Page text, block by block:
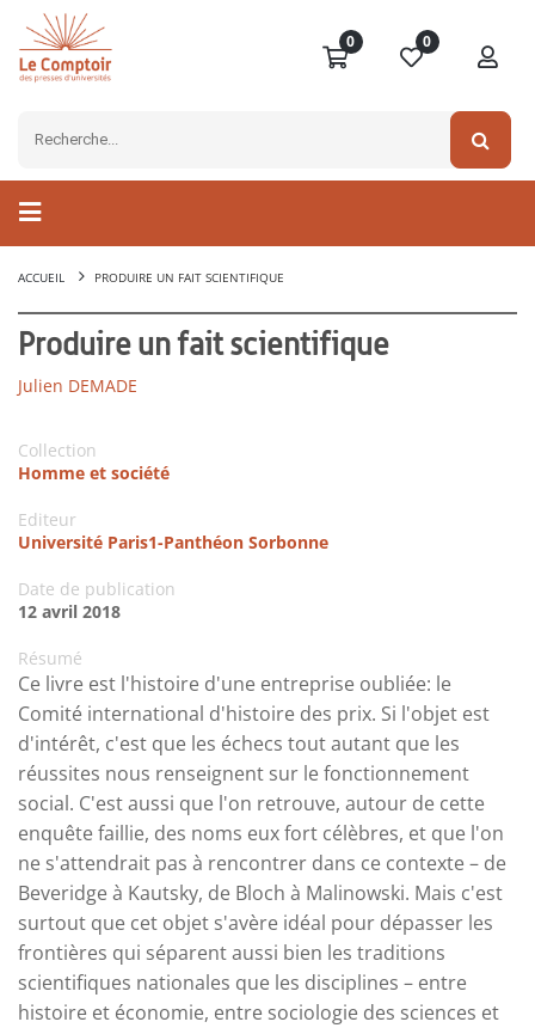
0 0
ACCUEIL PRODUIRE UN FAIT SCIENTIFIQUE
Produire un fait scientifique
Julien DEMADE
Collection
Homme et société
Editeur
Université Paris1-Panthéon Sorbonne
Date de publication
12 avril 2018
Résumé
Ce livre est l'histoire d'une entreprise oubliée: le
Comité international d'histoire des prix. Si l'objet est
d'intérêt, c'est que les échecs tout autant que les
réussites nous renseignent sur le fonctionnement
social. C'est aussi que l'on retrouve, autour de cette
enquête faillie, des noms eux fort célèbres, et que l'on
ne s'attendrait pas à rencontrer dans ce contexte – de
Beveridge à Kautsky, de Bloch à Malinowski. Mais c'est
surtout que cet objet s'avère idéal pour dépasser les
frontières qui séparent aussi bien les traditions
scientifiques nationales que les disciplines – entre
histoire et économie, entre sociologie des sciences et